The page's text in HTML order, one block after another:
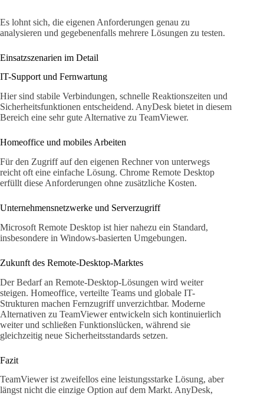
Es lohnt sich, die eigenen Anforderungen genau zu
analysieren und gegebenenfalls mehrere Lösungen zu testen.
Einsatzszenarien im Detail
IT-Support und Fernwartung
Hier sind stabile Verbindungen, schnelle Reaktionszeiten und
Sicherheitsfunktionen entscheidend. AnyDesk bietet in diesem
Bereich eine sehr gute Alternative zu TeamViewer.
Homeoffice und mobiles Arbeiten
Für den Zugriff auf den eigenen Rechner von unterwegs
reicht oft eine einfache Lösung. Chrome Remote Desktop
erfüllt diese Anforderungen ohne zusätzliche Kosten.
Unternehmensnetzwerke und Serverzugriff
Microsoft Remote Desktop ist hier nahezu ein Standard,
insbesondere in Windows-basierten Umgebungen.
Zukunft des Remote-Desktop-Marktes
Der Bedarf an Remote-Desktop-Lösungen wird weiter
steigen. Homeoffice, verteilte Teams und globale IT-
Strukturen machen Fernzugriff unverzichtbar. Moderne
Alternativen zu TeamViewer entwickeln sich kontinuierlich
weiter und schließen Funktionslücken, während sie
gleichzeitig neue Sicherheitsstandards setzen.
Fazit
TeamViewer ist zweifellos eine leistungsstarke Lösung, aber
längst nicht die einzige Option auf dem Markt. AnyDesk,